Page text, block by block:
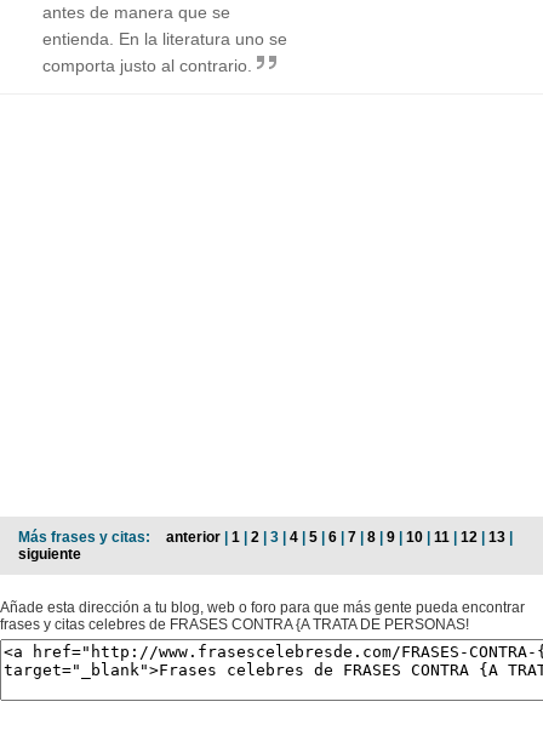
antes de manera que se
entienda. En la literatura uno se
comporta justo al contrario.
Más frases y citas: anterior | 1 | 2 | 3 | 4 | 5 | 6 | 7 | 8 | 9 | 10 | 11 | 12 | 13 |
siguiente
Añade esta dirección a tu blog, web o foro para que más gente pueda encontrar
frases y citas celebres de FRASES CONTRA {A TRATA DE PERSONAS!